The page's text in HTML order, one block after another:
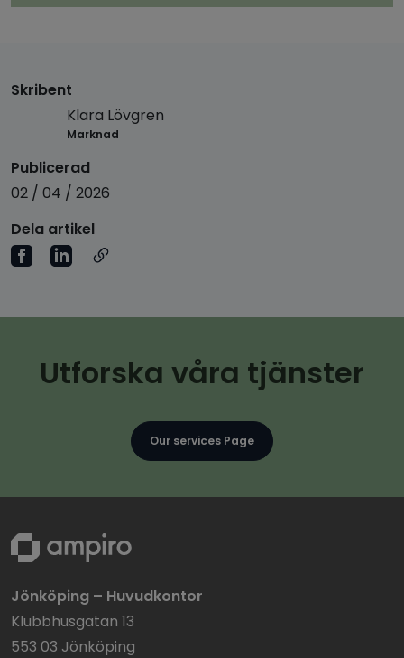
Skribent
Klara Lövgren
Marknad
Publicerad
02 / 04 / 2026
Dela artikel
Utforska våra tjänster
Our services Page
Jönköping – Huvudkontor
Klubbhusgatan 13
553 03 Jönköping